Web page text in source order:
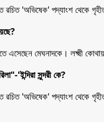
'অভিষেক' পদ্যাংশ থেকে
এসেছেন মেঘনাদকে। লক্ষ্মী
'ইন্দিরা সুন্দরী কে?
'অভিষেক' পদ্যাংশ থেকে গৃহীত।